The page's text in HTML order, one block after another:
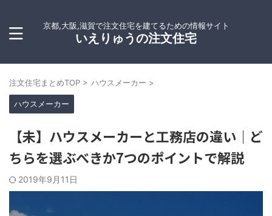
京都,大阪,滋賀で注文住宅を建てるための情報サイト
いえりゅうの注文住宅
注文住宅まとめTOP > ハウスメーカー >
ハウスメーカー
【未】ハウスメーカーと工務店の違い｜ど
ちらを選ぶべきか7つのポイントで解説
2019年9月11日